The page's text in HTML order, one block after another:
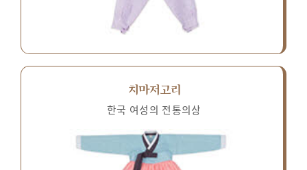
치마저고리
한국 여성의 전통의상